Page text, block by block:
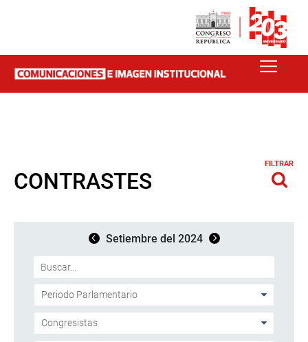
CONTRASTES
FILTRAR
Setiembre del 2024